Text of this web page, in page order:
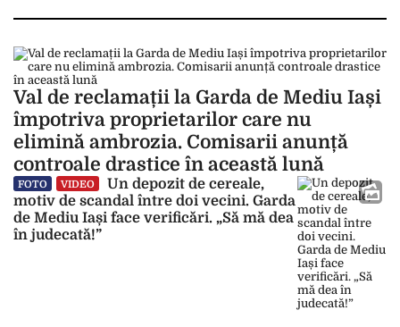
Val de reclamații la Garda de Mediu Iași
împotriva proprietarilor care nu
elimină ambrozia. Comisarii anunță
controale drastice în această lună
FOTO VIDEO
Un depozit de cereale,
motiv de scandal între doi vecini. Garda
de Mediu Iași face verificări. „Să mă dea
în judecată!”